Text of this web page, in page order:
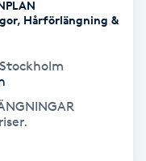
Hårförlängning &
Stockholm